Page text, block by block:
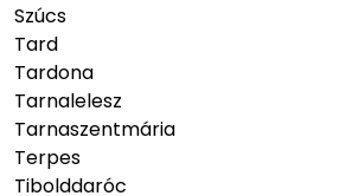
Szúcs
Tard
Tardona
Tarnalelesz
Tarnaszentmária
Terpes
Tibolddaróc